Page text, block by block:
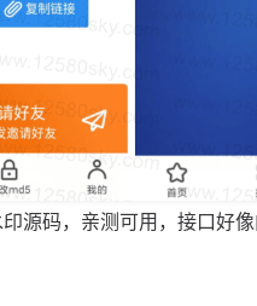
源码，亲测可用，接口好像